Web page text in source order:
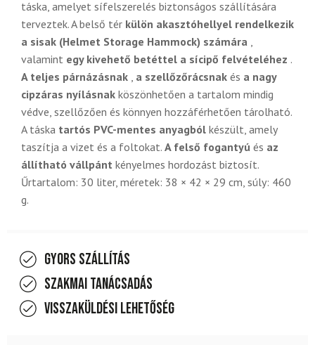
táska, amelyet sífelszerelés biztonságos szállítására
terveztek. A belső tér külön akasztóhellyel rendelkezik
a sisak (Helmet Storage Hammock) számára
valamint egy kivehető betéttel a sícipő felvételéhez .
A teljes párnázásnak a szellőzőrácsnak és a nagy
cipzáras nyílásnak köszönhetően a tartalom mindig
védve, szellőzően és könnyen hozzáférhetően tárolható.
A táska tartós PVC-mentes anyagból készült, amely
taszítja a vizet és a foltokat. A felső fogantyú és az
állítható vállpánt kényelmes hordozást biztosít.
Űrtartalom: 30 liter, méretek: 38 × 42 × 29 cm, súly: 460
g.
Gyors szállítás
Szakmai tanácsadás
Visszaküldési lehetőség